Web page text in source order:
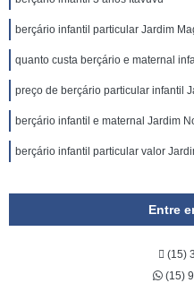
berçário infantil particular Jardim
quanto custa berçário e maternal
preço de berçário particular infantil
berçário infantil e maternal Jardim
berçário infantil particular valor
Entre
(15)
(15)